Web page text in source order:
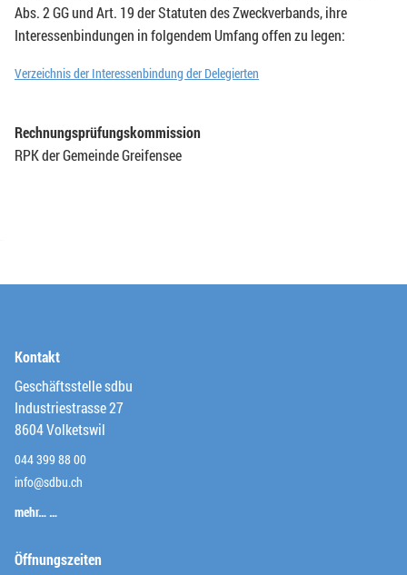
Abs. 2 GG und Art. 19 der Statuten des Zweckverbands, ihre
Interessenbindungen in folgendem Umfang offen zu legen:
Verzeichnis der Interessenbindung der Delegierten
Rechnungsprüfungskommission
RPK der Gemeinde Greifensee
Kontakt
Geschäftsstelle sdbu
Industriestrasse 27
8604 Volketswil
044 399 88 00
info@sdbu.ch
mehr… …
Öffnungszeiten